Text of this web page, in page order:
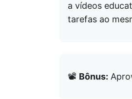
a vídeos
tarefas ao
📽️ Bônus: